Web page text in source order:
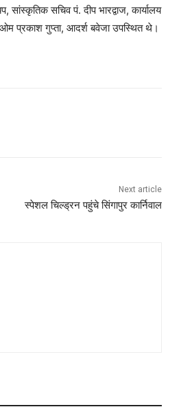
सचिव पं. दीप भारद्वाज, कार्यालय
प्रकाश गुप्ता, आदर्श बवेजा उपस्थित थे।
Next article
स्पेशल चिल्ड्रन पहुंचे सिंगापुर कार्निवाल